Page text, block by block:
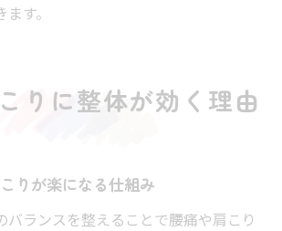
す。
りに整体が効く理由
りが楽になる仕組み
バランスを整えることで腰痛や肩こり